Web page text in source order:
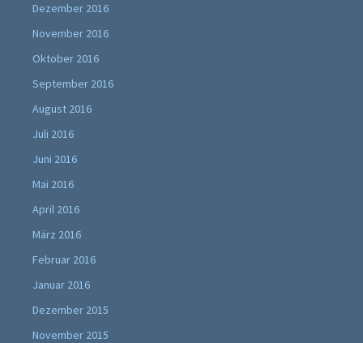
Dezember 2016
November 2016
Oktober 2016
September 2016
August 2016
Juli 2016
Juni 2016
Mai 2016
April 2016
März 2016
Februar 2016
Januar 2016
Dezember 2015
November 2015